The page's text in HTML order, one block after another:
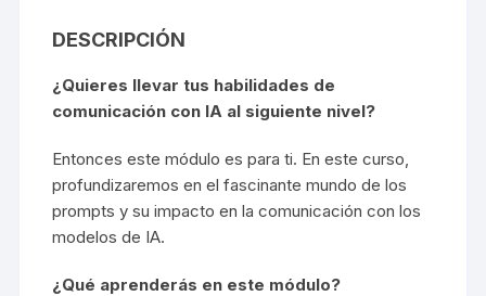
DESCRIPCIÓN
¿Quieres llevar tus habilidades de
comunicación con IA al siguiente nivel?
Entonces este módulo es para ti. En este curso,
profundizaremos en el fascinante mundo de los
prompts y su impacto en la comunicación con los
modelos de IA.
¿Qué aprenderás en este módulo?